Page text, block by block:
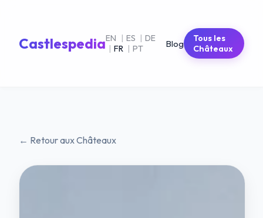
CastlespediaEN | ES | DE
| FR | PT Blog
Tous les
Châteaux
← Retour aux Châteaux